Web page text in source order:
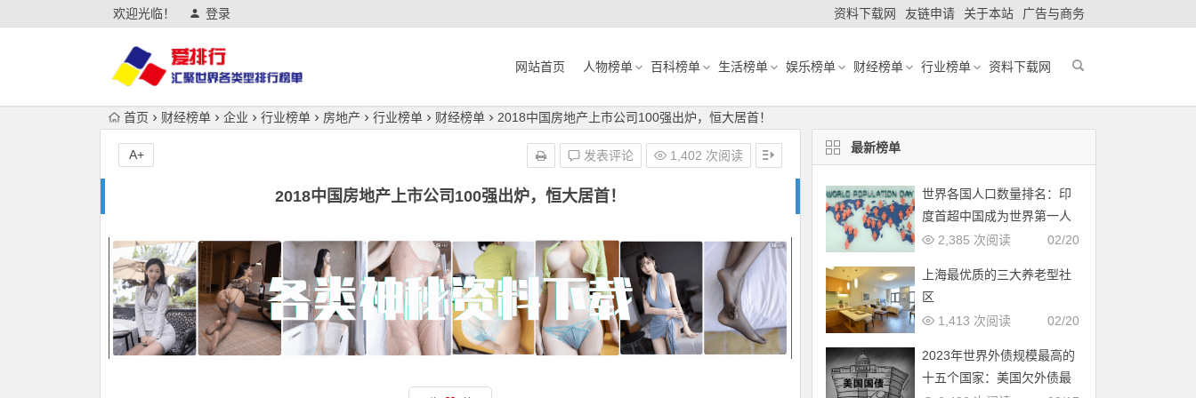
欢迎光临！ 登录 资料下载网 友链申请 关于本站 广告与商务
网站首页 人物榜单 百科榜单 生活榜单 娱乐榜单 财经榜单 行业榜单 资料下载网
首页 财经榜单 企业 行业榜单 房地产 行业榜单 财经榜单 2018中国房地产上市公司100强出炉，恒大居首！
2018中国房地产上市公司100强出炉，恒大居首！
发表评论 1,402 次阅读
A+ 最新榜单
世界各国人口数量排名：印
度首超中国成为世界第一人
口大国
02/20
2,385 次阅读
上海最优质的三大养老型社
区
02/20
1,413 次阅读
2023年世界外债规模最高的
十五个国家：美国欠外债最